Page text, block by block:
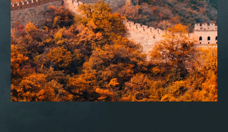
CONSULTORIA